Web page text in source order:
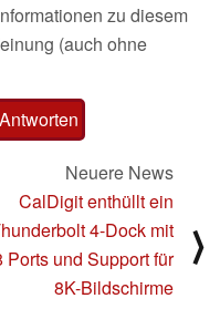
zu diesem
(auch ohne
Neuere News
CalDigit enthüllt ein
4-Dock mit
Ports und Support für
8K-Bildschirme
⟩